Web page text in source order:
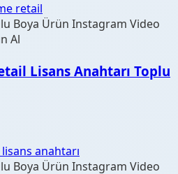
Lisans Anahtarı Toplu